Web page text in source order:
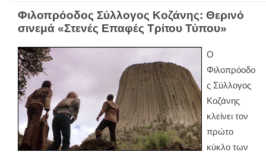
Φιλοπρόοδος Σύλλογος Κοζάνης: Θερινό
σινεμά «Στενές Επαφές Τρίτου Τύπου»
Ο
Φιλοπρόοδο
ς Σύλλογος
Κοζάνης
κλείνει τον
πρώτο
κύκλο των